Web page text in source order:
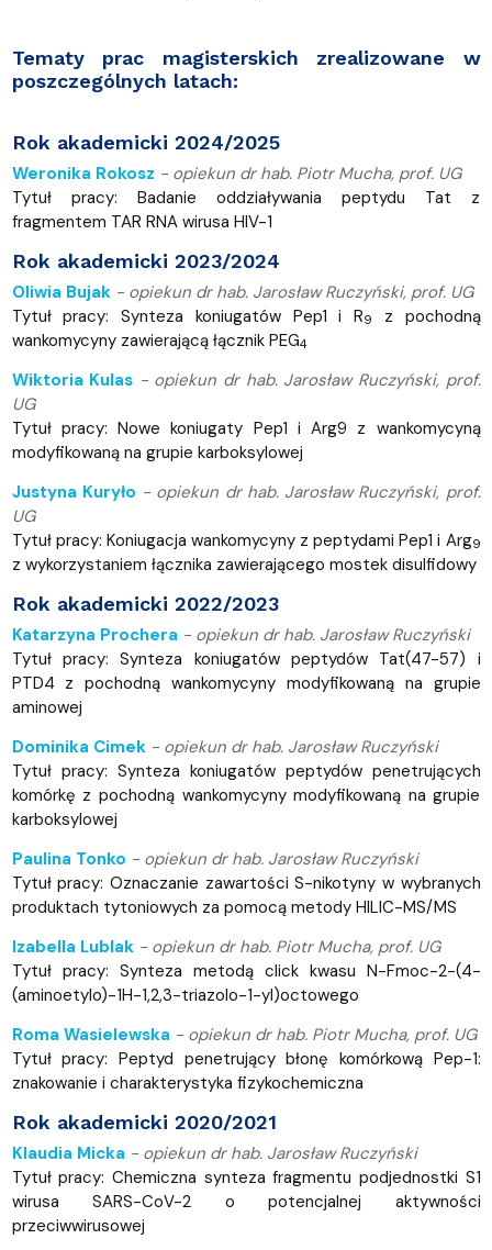
Tematy prac magisterskich zrealizowane w
poszczególnych latach:
Rok akademicki 2024/2025
Weronika Rokosz - opiekun dr hab. Piotr Mucha, prof. UG
Tytuł pracy: Badanie oddziaływania peptydu Tat z
fragmentem TAR RNA wirusa HIV-1
Rok akademicki 2023/2024
Oliwia Bujak - opiekun dr hab. Jarosław Ruczyński, prof. UG
Tytuł pracy: Synteza koniugatów Pep1 i R9
z pochodną
wankomycyny zawierającą łącznik PEG4
Wiktoria Kulas - opiekun dr hab. Jarosław Ruczyński, prof.
UG
Tytuł pracy: Nowe koniugaty Pep1 i Arg9 z wankomycyną
modyfikowaną na grupie karboksylowej
Justyna Kuryło - opiekun dr hab. Jarosław Ruczyński, prof.
UG
Tytuł pracy: Koniugacja wankomycyny z peptydami Pep1 i Arg9
z wykorzystaniem łącznika zawierającego mostek disulfidowy
Rok akademicki 2022/2023
Katarzyna Prochera - opiekun dr hab. Jarosław Ruczyński
Tytuł pracy: Synteza koniugatów peptydów Tat(47-57) i
PTD4 z pochodną wankomycyny modyfikowaną na grupie
aminowej
Dominika Cimek - opiekun dr hab. Jarosław Ruczyński
Tytuł pracy: Synteza koniugatów peptydów penetrujących
komórkę z pochodną wankomycyny modyfikowaną na grupie
karboksylowej
Paulina Tonko - opiekun dr hab. Jarosław Ruczyński
Tytuł pracy: Oznaczanie zawartości S-nikotyny w wybranych
produktach tytoniowych za pomocą metody HILIC-MS/MS
Izabella Lublak - opiekun dr hab. Piotr Mucha, prof. UG
Tytuł pracy: Synteza metodą click kwasu N-Fmoc-2-(4-
(aminoetylo)-1H-1,2,3-triazolo-1-yl)octowego
Roma Wasielewska - opiekun dr hab. Piotr Mucha, prof. UG
Tytuł pracy: Peptyd penetrujący błonę komórkową Pep-1:
znakowanie i charakterystyka fizykochemiczna
Rok akademicki 2020/2021
Klaudia Micka - opiekun dr hab. Jarosław Ruczyński
Tytuł pracy: Chemiczna synteza fragmentu podjednostki S1
wirusa SARS-CoV-2 o potencjalnej aktywności
przeciwwirusowej